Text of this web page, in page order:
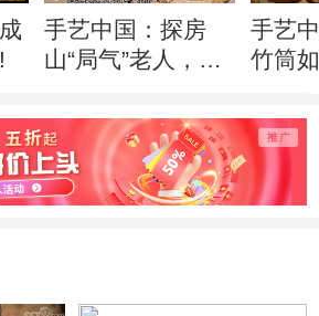
手艺中国：探房
山“局气”老人，如
手艺
竹筒